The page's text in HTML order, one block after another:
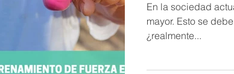
En la sociedad
mayor. Esto se
¿realmente...